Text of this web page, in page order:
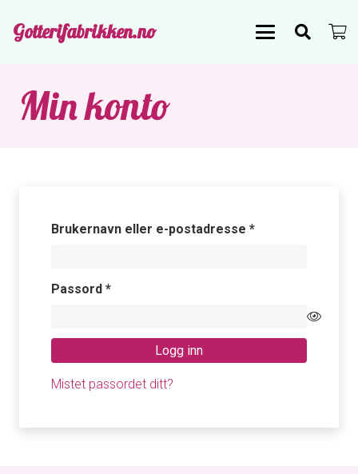
Gotterifabrikken.no
Min konto
Brukernavn eller e-postadresse *Påkrevd
Passord *Påkrevd
Logg inn
Mistet passordet ditt?